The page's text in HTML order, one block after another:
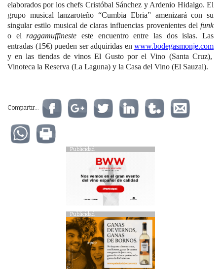
elaborados por los chefs Cristóbal Sánchez y Ardenio Hidalgo. El
grupo musical lanzaroteño “Cumbia Ebria” amenizará con su
singular estilo musical de claras influencias provenientes del funk
o elraggamuffineste este encuentro entre las dos islas. Las
entradas (15€) pueden ser adquiridas en www.bodegasmonje.com
y en las tiendas de vinos El Gusto por el Vino (Santa Cruz),
Vinoteca la Reserva (La Laguna) y la Casa del Vino (El Sauzal).
Compartir...
Publicidad
Publicidad